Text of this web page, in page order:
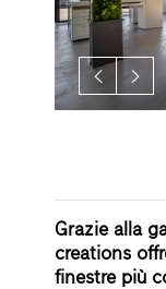
Grazie alla
creations
finestre più